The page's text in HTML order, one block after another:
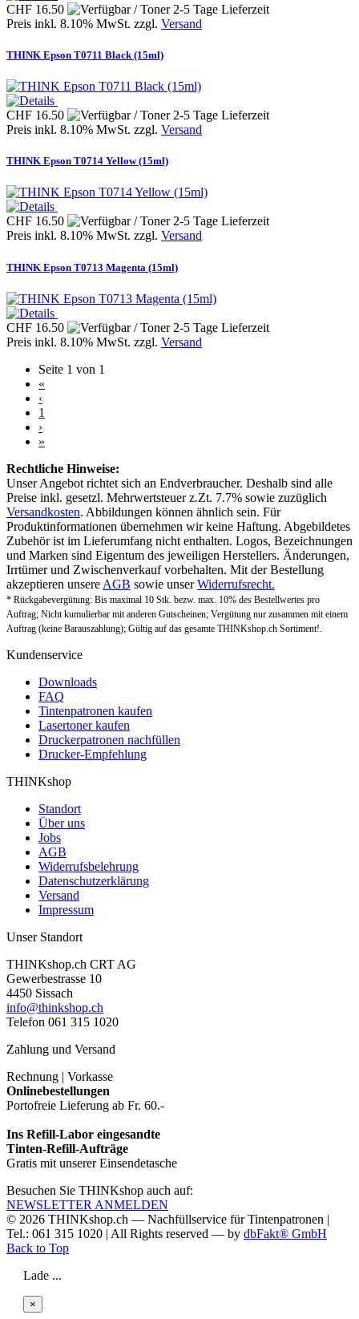
CHF 16.50
Preis inkl. 8.10% MwSt. zzgl. Versand
THINK Epson T0711 Black (15ml)
CHF 16.50
Preis inkl. 8.10% MwSt. zzgl. Versand
THINK Epson T0714 Yellow (15ml)
CHF 16.50
Preis inkl. 8.10% MwSt. zzgl. Versand
THINK Epson T0713 Magenta (15ml)
CHF 16.50
Preis inkl. 8.10% MwSt. zzgl. Versand
Seite 1 von 1
«
‹
1
›
»
Rechtliche Hinweise:
Unser Angebot richtet sich an Endverbraucher. Deshalb sind alle
Preise inkl. gesetzl. Mehrwertsteuer z.Zt. 7.7% sowie zuzüglich
Versandkosten. Abbildungen können ähnlich sein. Für
Produktinformationen übernehmen wir keine Haftung. Abgebildetes
Zubehör ist im Lieferumfang nicht enthalten. Logos, Bezeichnungen
und Marken sind Eigentum des jeweiligen Herstellers. Änderungen,
Irrtümer und Zwischenverkauf vorbehalten. Mit der Bestellung
akzeptieren unsere AGB sowie unserWiderrufsrecht.
* Rückgabevergütung: Bis maximal 10 Stk. bezw. max. 10% des Bestellwertes pro
Auftrag; Nicht kumulierbar mit anderen Gutscheinen; Vergütung nur zusammen mit einem
Auftrag (keine Barauszahlung); Gültig auf das gesamte THINKshop.ch Sortiment!.
Kundenservice
Downloads
FAQ
Tintenpatronen kaufen
Lasertoner kaufen
Druckerpatronen nachfüllen
Drucker-Empfehlung
THINKshop
Standort
Über uns
Jobs
AGB
Widerrufsbelehrung
Datenschutzerklärung
Versand
Impressum
Unser Standort
THINKshop.ch CRT AG
Gewerbestrasse 10
4450 Sissach
info@thinkshop.ch
Telefon 061 315 1020
Zahlung und Versand
Rechnung | Vorkasse
Onlinebestellungen
Portofreie Lieferung ab Fr. 60.-
Ins Refill-Labor eingesandte
Tinten-Refill-Aufträge
Gratis mit unserer Einsendetasche
Besuchen Sie THINKshop auch auf:
NEWSLETTER ANMELDEN
© 2026 THINKshop.ch — Nachfüllservice fürTintenpatronen |
Tel.: 061 315 1020 | All Rights reserved — by dbFakt® GmbH
Back to Top
Lade ...
×